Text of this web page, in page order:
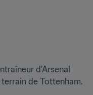
d’Arsenal
de Tottenham.